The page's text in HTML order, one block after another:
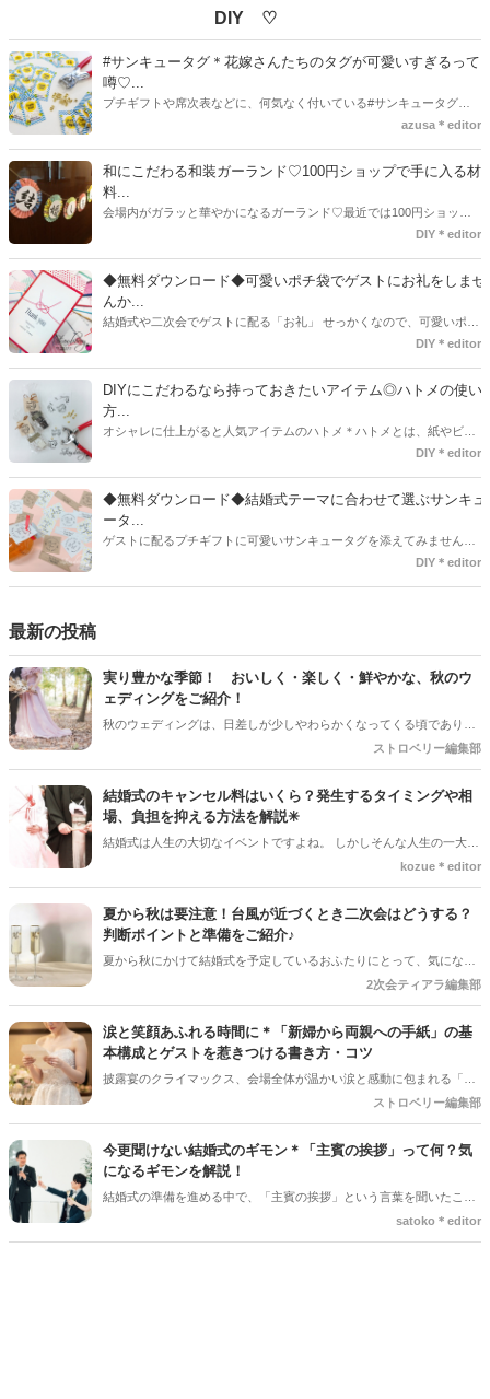
DIY ♡
#サンキュータグ＊花嫁さんたちのタグが可愛いすぎるって
噂♡...
プチギフトや席次表などに、何気なく付いている#サンキュータグ実
はほとんどの花嫁さんが手作りしてるってご存知でしたか！？あるの
ま、付いてた方が断然可愛い♡そんなプレ花嫁さんたちの#サンキュー
タグアイデア、探してみました♪
azusa＊editor
和にこだわる和装ガーランド♡100円ショップで手に入る材
料...
会場内がガラッと華やかになるガーランド♡最近では100円ショップ
で既に完成された物が販売されていたり、ネット上でダウンロードし
す。ダウンロードしたデザインを印刷する紙をこだわるプレ花嫁さん
も・・・♡紙質や柄などでガラッと印象が変わりますよね♪
DIY＊editor
◆無料ダウンロード◆可愛いポチ袋でゲストにお礼をしませ
んか...
結婚式や二次会でゲストに配る「お礼」 せっかくなので、可愛いポチ
袋で用意しませんか？今回の記事では無料でダウンロードできるデザ
ください。いつもStrawberryを読んで頂いているプレ花嫁さんのお手
伝いが少しでも出来れば嬉しいです♡
DIY＊editor
DIYにこだわるなら持っておきたいアイテム◎ハトメの使い
方...
オシャレに仕上がると人気アイテムのハトメ＊ハトメとは、紙やビニ
ールなどに開けた穴につける金具のことでサイズが幅広く揃っていま
り、付けるものの素材や色にあわせて選ぶことができるんです♪*
DIY＊editor
◆無料ダウンロード◆結婚式テーマに合わせて選ぶサンキュ
ータ...
ゲストに配るプチギフトに可愛いサンキュータグを添えてみません
か？今回の記事では無料でダウンロードできる春婚にもピッタリなサ
DIY＊editor
最新の投稿
実り豊かな季節！ おいしく・楽しく・鮮やかな、秋のウ
ェディングをご紹介！
秋のウェディングは、日差しが少しやわらかくなってくる頃であり、
色々なことへの行動的がみなぎってくる季節。同時に、おいしいもの
クして準備を進めましょう♪
ストロベリー編集部
結婚式のキャンセル料はいくら？発生するタイミングや相
場、負担を抑える方法を解説✳︎
結婚式は人生の大切なイベントですよね。 しかしそんな人生の一大イ
ベントでも、やむを得ない事情で延期や中止、キャンセルを検討しな
ンセル料」です。 「いつからキャンセル料がかかるの？」「全額支払
わないといけないの？」と不安に思う方も多いでしょう。 この記事で
は、結婚式のキャンセル料が発生するタイミングや相場、負担を抑え
る方法についてわかりやすく解説します。
kozue＊editor
夏から秋は要注意！台風が近づくとき二次会はどうする？
判断ポイントと準備をご紹介♪
夏から秋にかけて結婚式を予定しているおふたりにとって、気になる
のが台風の影響。 結婚式は予定通り開催できそうだけど、「二次会は
むケースも少なくありません＊ 今回は、台風が近づいているときに二
次会を開催するか判断するポイントや、事前に準備しておきたいこと
をご紹介します＊
2次会ティアラ編集部
涙と笑顔あふれる時間に＊「新婦から両親への手紙」の基
本構成とゲストを惹きつける書き方・コツ
披露宴のクライマックス、会場全体が温かい涙と感動に包まれる「新
婦からご両親への手紙」。結婚式準備の終盤、「何から書き始めれば
レ花嫁さんは本当にたくさんいます。 育ててくれた家族への感謝を伝
える大切な場面だからこそ、心からの想いをまっすぐ届けたいですよ
ね。今回は、読みやすい手紙の基本構成から、ゲストがおいてけぼり
にならないための素敵な工夫まで、詳しくご紹介します◎
ストロベリー編集部
今更聞けない結婚式のギモン＊「主賓の挨拶」って何？気
になるギモンを解説！
結婚式の準備を進める中で、「主賓の挨拶」という言葉を聞いたこと
がある人は多いのではないでしょうか＊ですが、具体的に何をするの
satoko＊editor